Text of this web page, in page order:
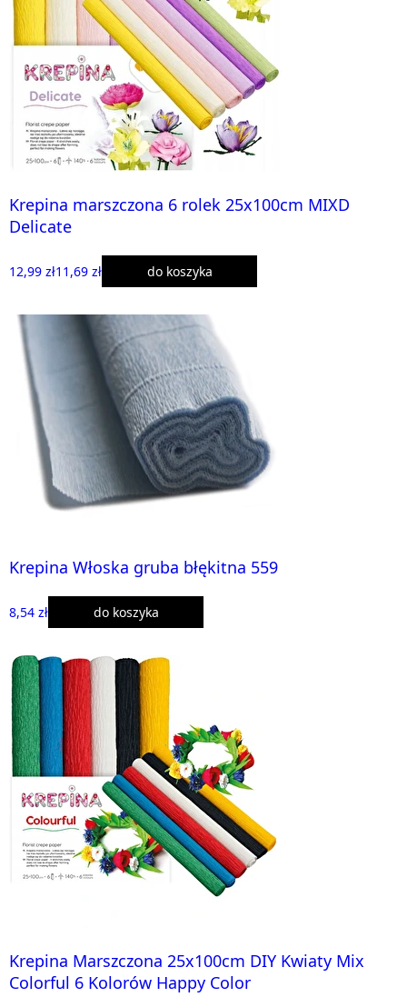
Krepina marszczona 6 rolek 25x100cm MIXD
Delicate
12,99 zł11,69 zł do koszyka
Krepina Włoska gruba błękitna 559
8,54 zł do koszyka
Krepina Marszczona 25x100cm DIY Kwiaty Mix
Colorful 6 Kolorów Happy Color